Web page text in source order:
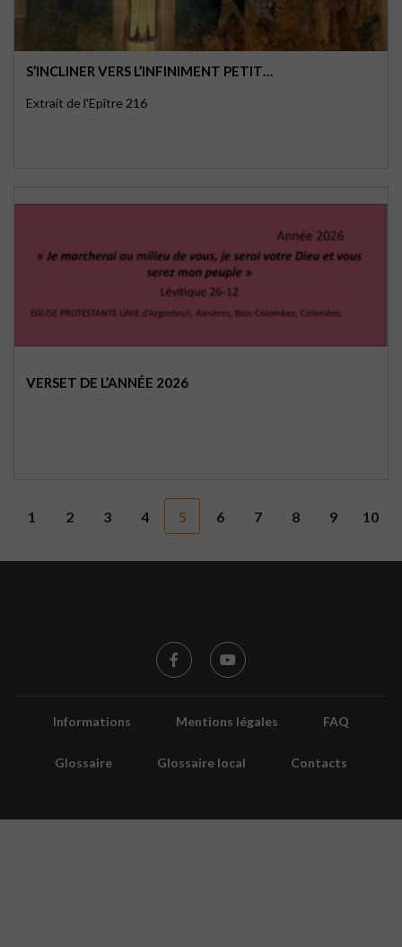
S’INCLINER VERS L’INFINIMENT PETIT…
Extrait de l'Epître 216
VERSET DE L’ANNÉE 2026
1 2 3 4 5 6 7 8 9 10
Informations Mentions légales FAQ
Glossaire Glossaire local Contacts